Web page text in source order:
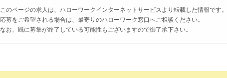
このページの求人は、ハローワークインターネットサービスより転載した情報です。
応募をご希望される場合は、最寄りのハローワーク窓口へご相談ください。
なお、既に募集が終了している可能性もございますので御了承下さい。